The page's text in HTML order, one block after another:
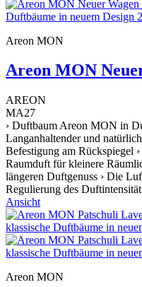
Areon MON
Areon MON
AREON
MA27
› Duftbaum Areon MON in
Langanhaltender und
Befestigung am Rückspiegel
Raumduft für kleinere
längeren Duftgenuss › Die
Regulierung des
Ansicht
Areon MON